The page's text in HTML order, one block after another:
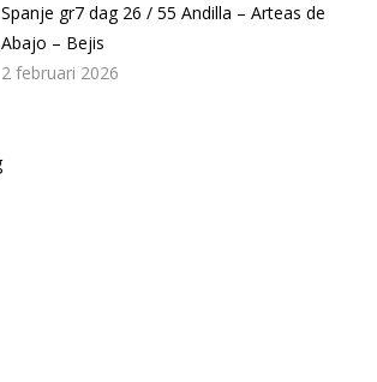
Spanje gr7 dag 26 / 55 Andilla – Arteas de
Abajo – Bejis
2 februari 2026